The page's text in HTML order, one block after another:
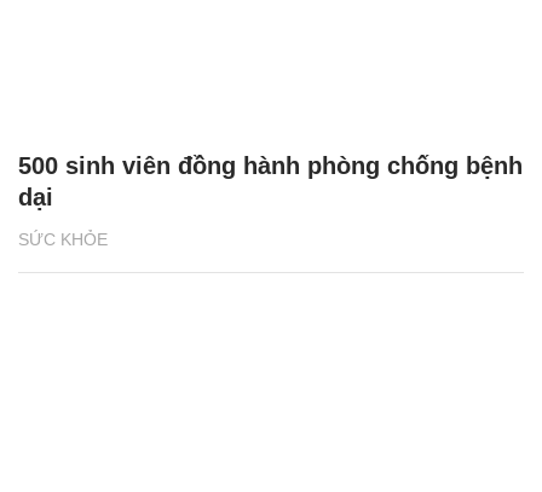
SỨC KHỎE
500 sinh viên đồng hành phòng chống bệnh
dại